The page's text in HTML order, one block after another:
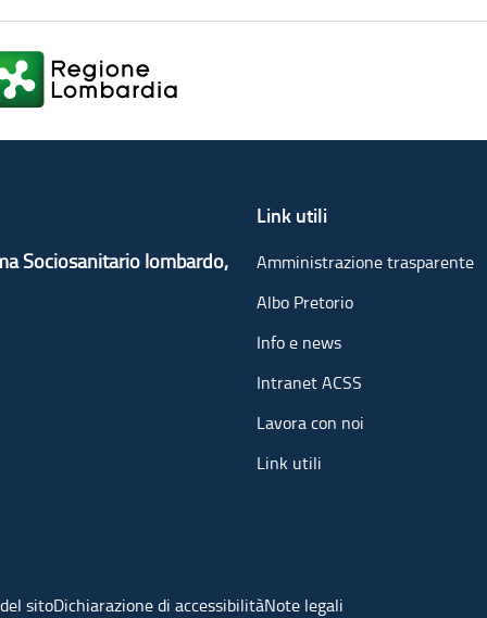
Sociosanitario lombardo,
Link utili
Amministrazione trasparente
Albo Pretorio
Info e news
Intranet ACSS
Lavora con noi
Link utili
sitoDichiarazione di accessibilitàNote legali